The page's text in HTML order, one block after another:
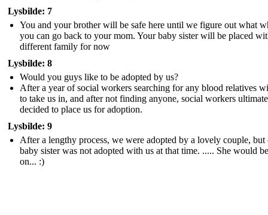
Lysbilde: 7
You and your brother will be safe here until we figure out what
you can go back to your mom. Your baby sister will be placed
different family for now
Lysbilde: 8
Would you guys like to be adopted by us?
After a year of social workers searching for any blood relatives
to take us in, and after not finding anyone, social workers
decided to place us for adoption.
Lysbilde: 9
After a lengthy process, we were adopted by a lovely couple, but
baby sister was not adopted with us at that time. ..... She would
on... :)